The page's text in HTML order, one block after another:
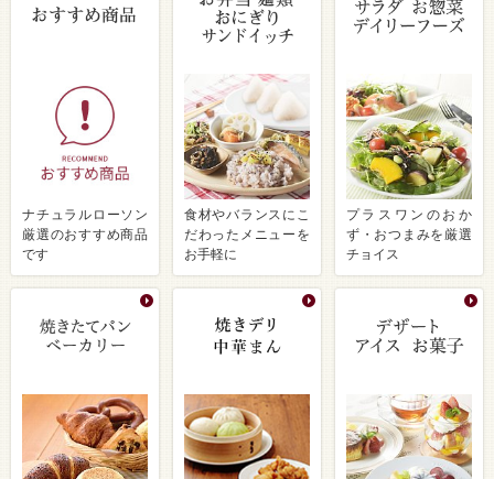
ナチュラルローソン
厳選のおすすめ商品
です
食材やバランスにこ
だわったメニューを
お手軽に
プラスワンのおか
ず・おつまみを厳選
チョイス